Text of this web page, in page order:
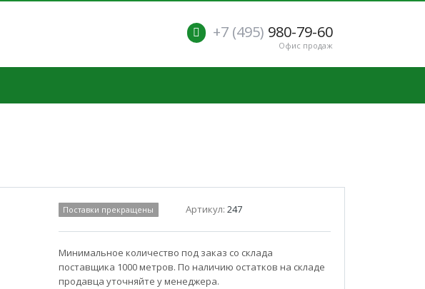
+7 (495) 980-79-60
Офис продаж
Поставки прекращены Артикул: 247
Минимальное количество под заказ со склада
поставщика 1000 метров. По наличию остатков на складе
продавца уточняйте у менеджера.